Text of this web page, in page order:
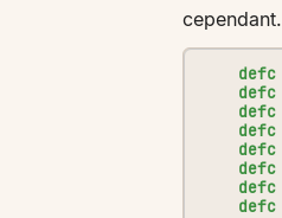
cependant.
defc
defc
defc
defc
defc
defc
defc
defc